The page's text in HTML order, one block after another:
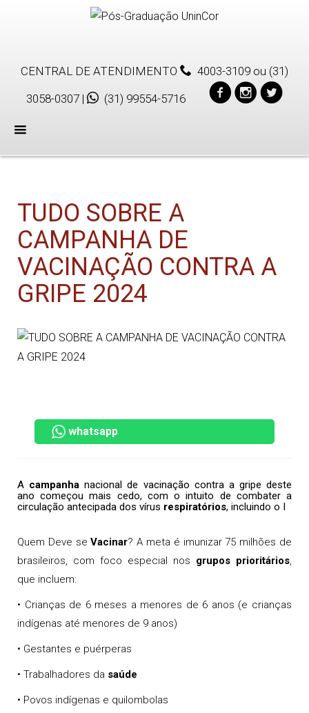
CENTRAL DE ATENDIMENTO 4003-3109 ou (31)
3058-0307 | (31) 99554-5716
Menu
TUDO SOBRE A
CAMPANHA DE
VACINAÇÃO CONTRA A
GRIPE 2024
whatsapp
A campanha nacional de vacinação contra a gripe deste
ano começou mais cedo, com o intuito de combater a
circulação antecipada dos vírus respiratórios, incluindo o I
Quem Deve seVacinar? A meta é imunizar 75 milhões de
brasileiros, com foco especial nos grupos prioritários,
que incluem:
• Crianças de 6 meses a menores de 6 anos (e crianças
indígenas até menores de 9 anos)
• Gestantes e puérperas
• Trabalhadores da saúde
• Povos indígenas e quilombolas